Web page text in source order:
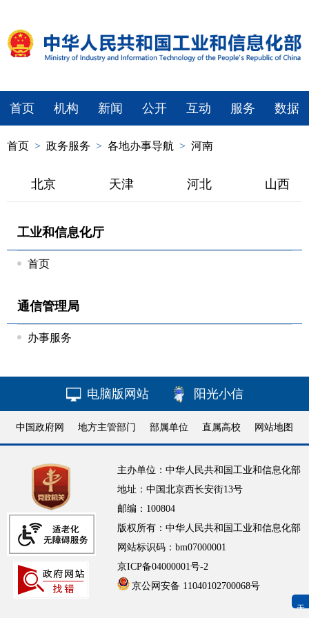
首页 机构 新闻 公开 互动 服务 数据
首页 > 政务服务 > 各地办事导航 > 河南
北京 天津 河北 山西
工业和信息化厅
首页
通信管理局
办事服务
无障碍浏览
电脑版网站 阳光小信
中国政府网 地方主管部门 部属单位 直属高校 网站地图
主办单位：中华人民共和国工业和信息化部
地址：中国北京西长安街13号
邮编：100804
版权所有：中华人民共和国工业和信息化部
网站标识码：bm07000001
京ICP备04000001号-2
京公网安备 11040102700068号